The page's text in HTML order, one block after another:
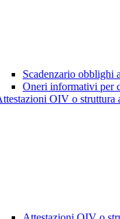
Scadenzario obblighi
Oneri informativi per
OIV o struttura